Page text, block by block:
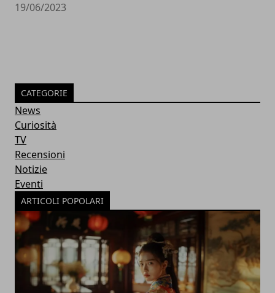
19/06/2023
CATEGORIE
News
Curiosità
TV
Recensioni
Notizie
Eventi
ARTICOLI POPOLARI